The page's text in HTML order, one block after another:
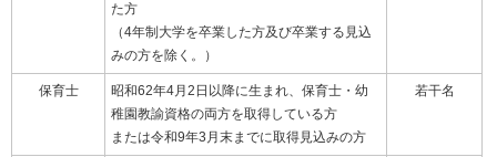
た方
（4年制大学を卒業した方及び卒業する見込
みの方を除く。）
保育士
昭和62年4月2日以降に生まれ、保育士・幼
稚園教諭資格の両方を取得している方
または令和9年3月末までに取得見込みの方
若干名